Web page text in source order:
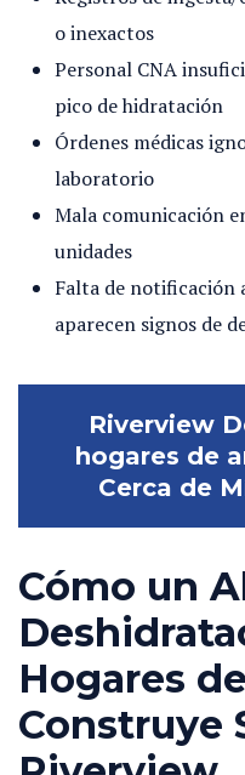
o inexactos
Personal CNA
pico de hidratación
Órdenes médicas
laboratorio
Mala comunicación
unidades
Falta de notificación
aparecen signos de
Riverview
hogares de
Cerca de
Cómo un
Hogares
Construye